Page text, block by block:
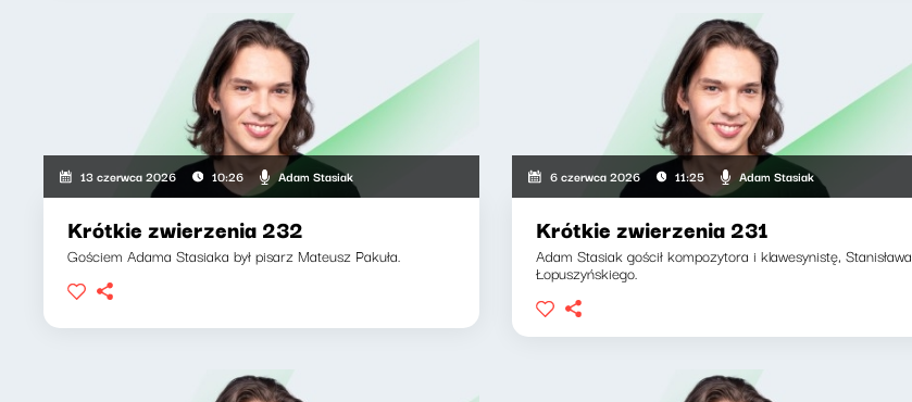
13 czerwca 2026 10:26 Adam Stasiak
Krótkie zwierzenia 232
Gościem Adama Stasiaka był pisarz Mateusz Pakuła.
6 czerwca 2026 11:25 Adam Stasiak
Krótkie zwierzenia 231
Adam Stasiak gościł kompozytora i klawesynistę, Stanisława
Łopuszyńskiego.